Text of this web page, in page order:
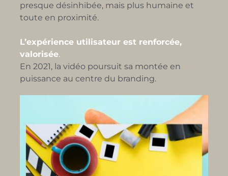
presque désinhibée, mais plus humaine et
toute en proximité.
L’expérience utilisateurest renforcée,
valorisée.
En 2021, la vidéo poursuit sa montée en
puissance au centre du branding.